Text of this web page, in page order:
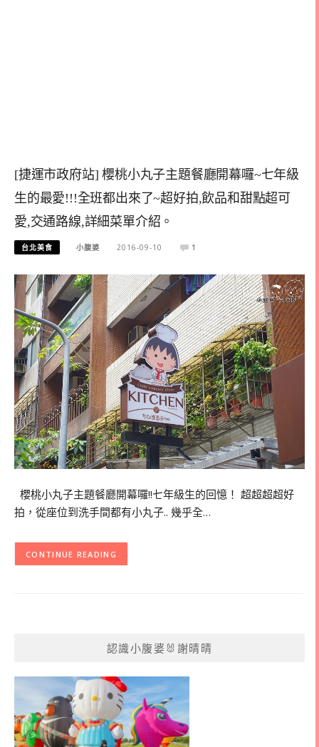
[捷運市政府站] 櫻桃小丸子主題餐廳開幕囉~七年級
生的最愛!!!全班都出來了~超好拍,飲品和甜點超可
愛,交通路線,詳細菜單介紹。
台北美食 小腹婆 2016-09-10 1
櫻桃小丸子主題餐廳開幕囉!!七年級生的回憶！ 超超超超好
拍，從座位到洗手間都有小丸子.. 幾乎全…
CONTINUE READING
認識小腹婆🐰謝晴晴